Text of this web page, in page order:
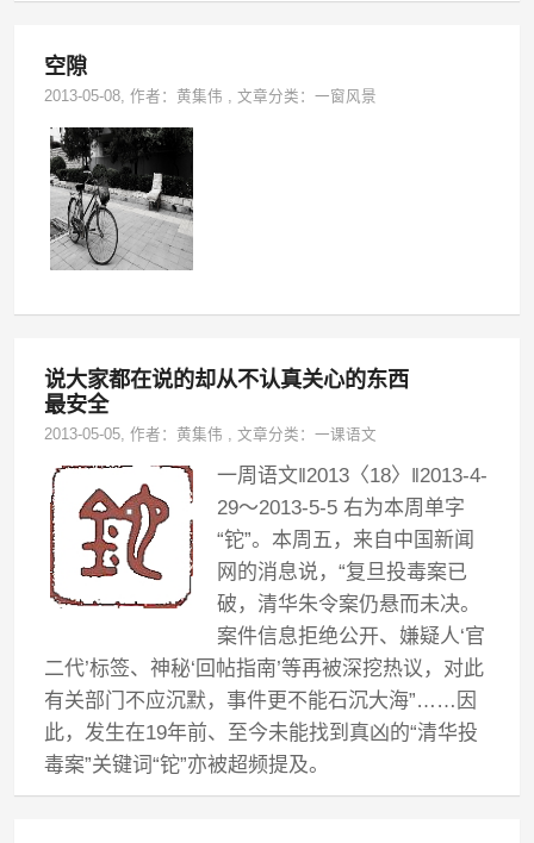
空隙
2013-05-08, 作者：黄集伟 ,文章分类：一窗风景
说大家都在说的却从不认真关心的东西
最安全
2013-05-05, 作者：黄集伟 ,文章分类：一课语文
一周语文‖2013〈18〉‖2013-4-
29～2013-5-5 右为本周单字
“铊”。本周五，来自中国新闻
网的消息说，“复旦投毒案已
破，清华朱令案仍悬而未决。
案件信息拒绝公开、嫌疑人‘官
二代’标签、神秘‘回帖指南’等再被深挖热议，对此
有关部门不应沉默，事件更不能石沉大海”……因
此，发生在19年前、至今未能找到真凶的“清华投
毒案”关键词“铊”亦被超频提及。